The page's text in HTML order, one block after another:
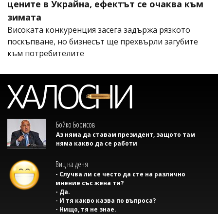
цените в Украйна, ефектът се очаква към
зимата
Високата конкуренция засега задържа рязкото
поскъпване, но бизнесът ще прехвърли загубите
към потребителите
Бойко Борисов
Аз няма да ставам президент, защото там
няма какво да се работи
Виц на деня
- Случва ли се често да сте на различно
мнение със жена ти?
- Да.
- И тя какво казва по въпроса?
- Нищо, тя не знае.